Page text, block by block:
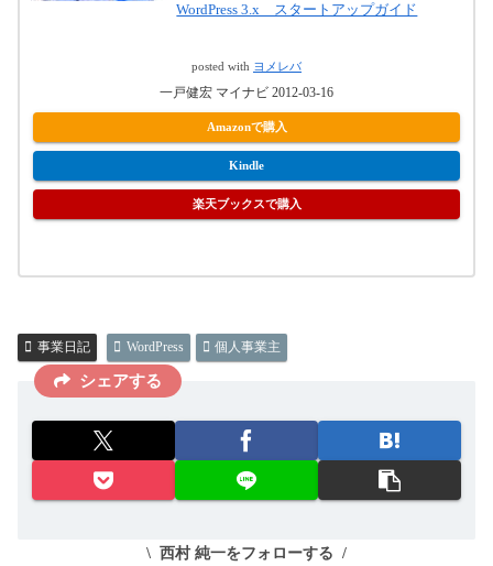
WordPress 3.x スタートアップガイド
posted with ヨメレバ
一戸健宏 マイナビ 2012-03-16
Amazonで購入
Kindle
楽天ブックスで購入
事業日記 WordPress 個人事業主
シェアする
西村 純一をフォローする